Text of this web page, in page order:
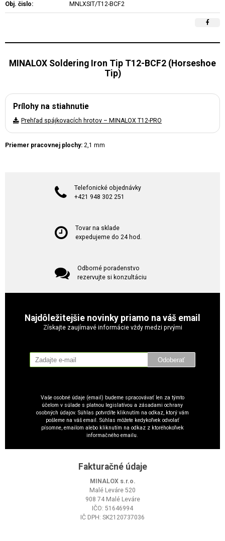
Obj. čislo: MNLXSIT/T12-BCF2
MINALOX Soldering Iron Tip T12-BCF2 (Horseshoe
Tip)
Prílohy na stiahnutie
Prehľad spájkovacích hrotov – MINALOX T12-PRO
Priemer pracovnej plochy: 2,1 mm
Telefonické objednávky
+421 948 302 251
Tovar na sklade
expedujeme do 24 hod.
Odborné poradenstvo
rezervujte si konzultáciu
Najdôležitejšie novinky priamo na váš email
Získajte zaujímavé informácie vždy medzi prvými
Odoberať
Vaše osobné údaje (email) budeme spracovávať len za týmto
účelom v súlade s platnou legislatívou a zásadami ochrany
osobných údajov. Súhlas potvrdíte kliknutím na odkaz, ktorý vám
pošleme na váš email. Súhlas môžete kedykoľvek odvolať
písomne, emailom alebo kliknutím na odkaz z ktoréhokoľvek
informačného emailu.
Fakturačné údaje
MINALOX s.r.o.
Malé Leváre 520
908 74 Malé Leváre
IČO: 51646994
IČ DPH: SK2120737036